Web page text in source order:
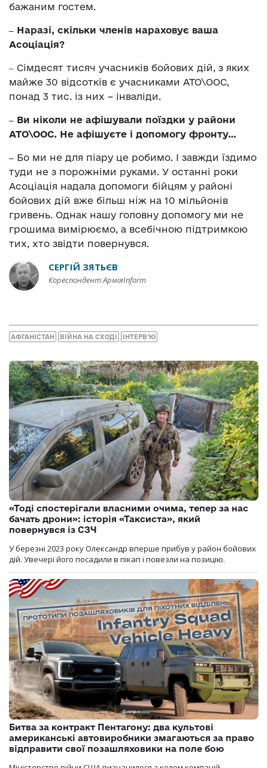
бажаним гостем.
‒ Наразі, скільки членів нараховує ваша
Асоціація?
‒ Сімдесят тисяч учасників бойових дій, з яких
майже 30 відсотків є учасниками АТО\ООС,
понад 3 тис. із них – інваліди.
‒ Ви ніколи не афішували поїздки у райони
АТО\ООС. Не афішуєте і допомогу фронту…
‒ Бо ми не для піару це робимо. І завжди їздимо
туди не з порожніми руками. У останні роки
Асоціація надала допомоги бійцям у районі
бойових дій вже більш ніж на 10 мільйонів
гривень. Однак нашу головну допомогу ми не
грошима вимірюємо, а всебічною підтримкою
тих, хто звідти повернувся.
СЕРГІЙ ЗЯТЬЄВ
Кореспондент АрміяInform
АФГАНІСТАН ВІЙНА НА СХОДІ ІНТЕРВ’Ю
«Тоді спостерігали власними очима, тепер за нас
бачать дрони»: історія «Таксиста», який
повернувся із СЗЧ
У березні 2023 року Олександр вперше прибув у район бойових
дій. Увечері його посадили в пікап і повезли на позицію.
Битва за контракт Пентагону: два культові
американські автовиробники змагаються за право
відправити свої позашляховики на поле бою